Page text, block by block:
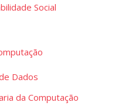
Social
Dados
da Computação